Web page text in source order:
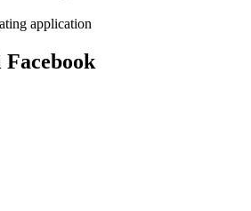
application